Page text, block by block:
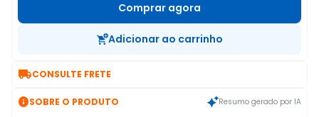
Comprar agora
Adicionar ao carrinho
CONSULTE FRETE
SOBRE O PRODUTO Resumo gerado por IA